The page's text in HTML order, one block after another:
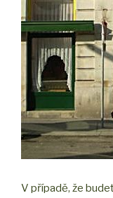
V případě, že